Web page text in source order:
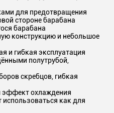
для предотвращения
стороне барабана
барабана
конструкцию и небольшое
и гибкая эксплуатация
полутрубой,
скребцов, гибкая
эффект охлаждения
как для